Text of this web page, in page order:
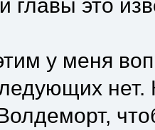
главы это
у меня